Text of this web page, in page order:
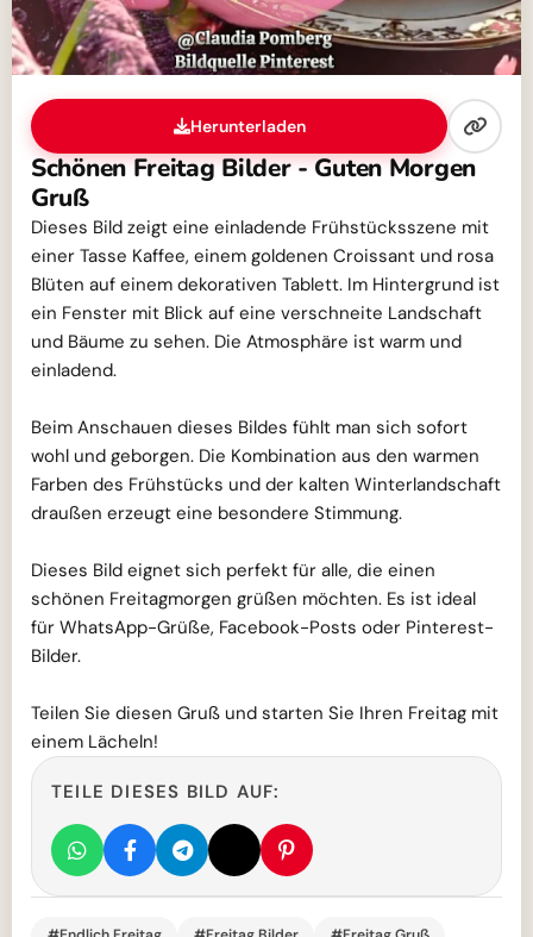
Herunterladen
Schönen Freitag Bilder - Guten Morgen
Gruß
Dieses Bild zeigt eine einladende Frühstücksszene mit
einer Tasse Kaffee, einem goldenen Croissant und rosa
Blüten auf einem dekorativen Tablett. Im Hintergrund ist
ein Fenster mit Blick auf eine verschneite Landschaft
und Bäume zu sehen. Die Atmosphäre ist warm und
einladend.
Beim Anschauen dieses Bildes fühlt man sich sofort
wohl und geborgen. Die Kombination aus den warmen
Farben des Frühstücks und der kalten Winterlandschaft
draußen erzeugt eine besondere Stimmung.
Dieses Bild eignet sich perfekt für alle, die einen
schönen Freitagmorgen grüßen möchten. Es ist ideal
für WhatsApp-Grüße, Facebook-Posts oder Pinterest-
Bilder.
Teilen Sie diesen Gruß und starten Sie Ihren Freitag mit
einem Lächeln!
TEILE DIESES BILD AUF: